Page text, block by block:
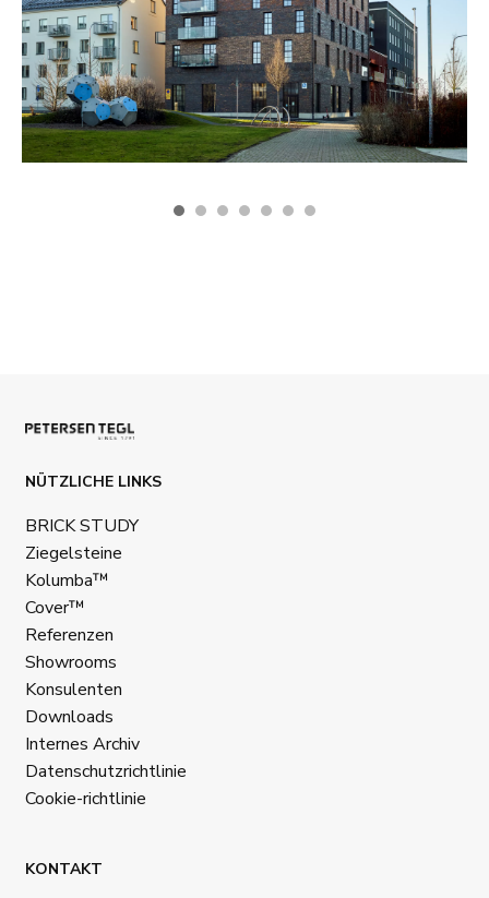
NÜTZLICHE LINKS
BRICK STUDY
Ziegelsteine
Kolumba™
Cover™
Referenzen
Showrooms
Konsulenten
Downloads
Internes Archiv
Datenschutzrichtlinie
Cookie-richtlinie
KONTAKT